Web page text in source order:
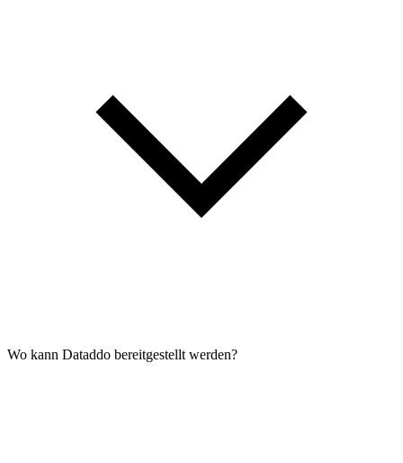
Wo kann Dataddo bereitgestellt werden?